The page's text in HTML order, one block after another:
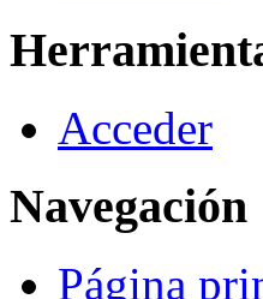
Acceder
Navegación
Página